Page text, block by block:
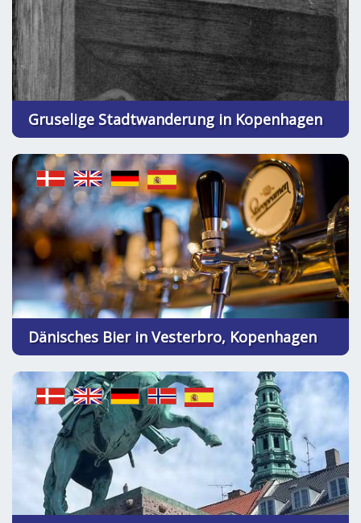
Gruselige Stadtwanderung in Kopenhagen
Dänisches Bier in Vesterbro, Kopenhagen